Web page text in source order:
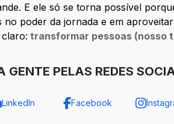
E ele só se torna possível
no poder da jornada e em
transformar pessoas (nosso
GENTE PELAS REDES
LinkedIn Facebook